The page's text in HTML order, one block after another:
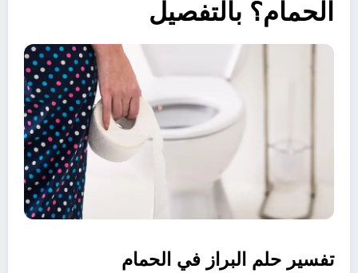
الحمام؟ بالتفصيل
تفسير حلم البراز في الحمام